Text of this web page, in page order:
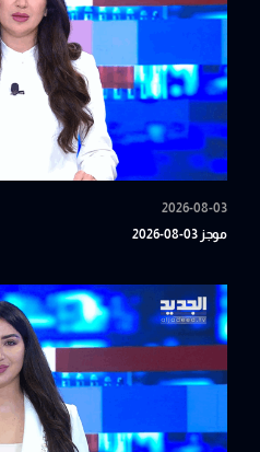
2026-08-03
موجز 03-08-2026